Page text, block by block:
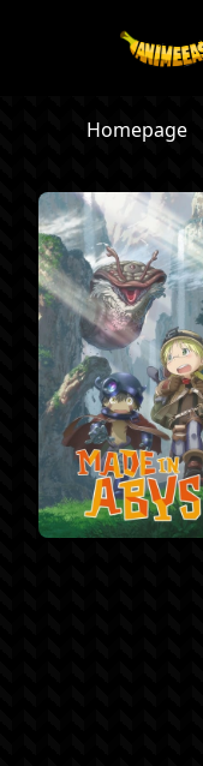
Homepage